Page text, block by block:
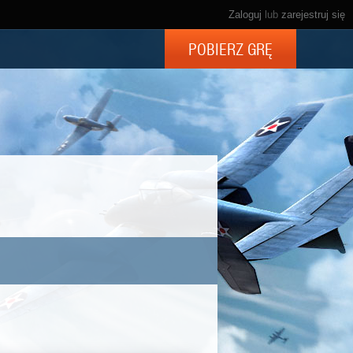
Zaloguj lub zarejestruj się
POBIERZ GRĘ